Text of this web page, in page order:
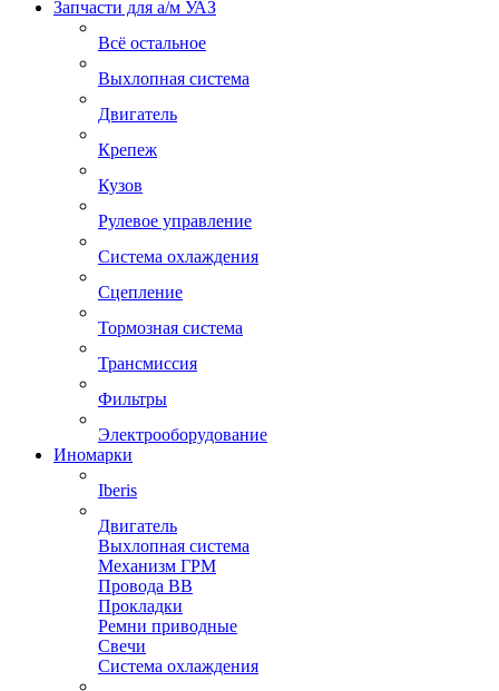
Запчасти для а/м УАЗ
Всё остальное
Выхлопная система
Двигатель
Крепеж
Кузов
Рулевое управление
Система охлаждения
Сцепление
Тормозная система
Трансмиссия
Фильтры
Электрооборудование
Иномарки
Iberis
Двигатель
Выхлопная система
Механизм ГРМ
Провода ВВ
Прокладки
Ремни приводные
Свечи
Система охлаждения